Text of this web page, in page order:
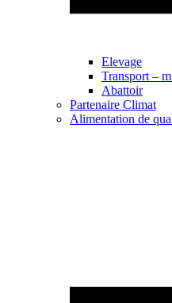
Elevage
Transport –
Abattoir
Partenaire Climat
Alimentation de